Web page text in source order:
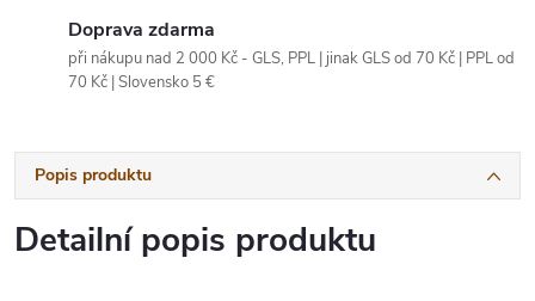
Doprava zdarma
při nákupu nad 2 000 Kč - GLS, PPL | jinak GLS od 70 Kč | PPL od
70 Kč | Slovensko 5 €
Popis produktu
Detailní popis produktu